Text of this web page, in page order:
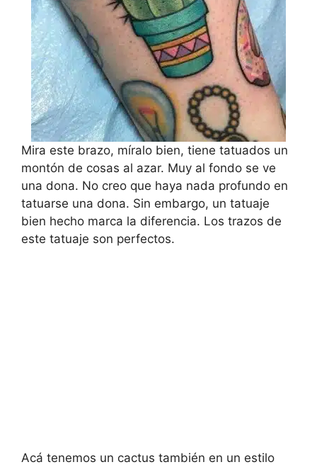
Mira este brazo, míralo bien, tiene tatuados un
montón de cosas al azar. Muy al fondo se ve
una dona. No creo que haya nada profundo en
tatuarse una dona. Sin embargo, un tatuaje
bien hecho marca la diferencia. Los trazos de
este tatuaje son perfectos.
Acá tenemos un cactus también en un estilo